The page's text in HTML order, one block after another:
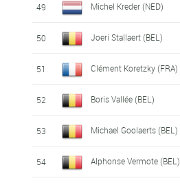
49 Michel Kreder (NED)
50 Joeri Stallaert (BEL)
51 Clément Koretzky (FRA)
52 Boris Vallée (BEL)
53 Michael Goolaerts (BEL)
54 Alphonse Vermote (BEL)